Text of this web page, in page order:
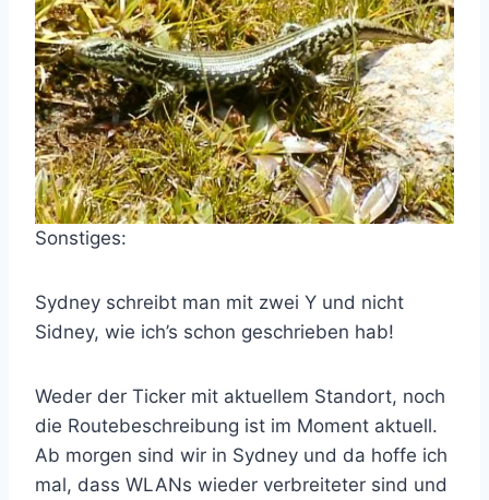
Sonstiges:
Sydney schreibt man mit zwei Y und nicht
Sidney, wie ich’s schon geschrieben hab!
Weder der Ticker mit aktuellem Standort, noch
die Routebeschreibung ist im Moment aktuell.
Ab morgen sind wir in Sydney und da hoffe ich
mal, dass WLANs wieder verbreiteter sind und